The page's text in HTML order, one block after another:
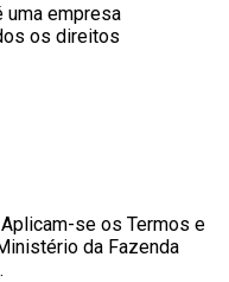
uma empresa
os direitos
se os Termos e
da Fazenda